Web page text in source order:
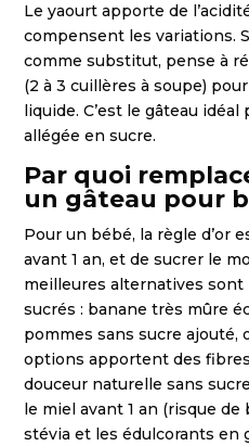
Le yaourt apporte de
compensent les variations.
comme substitut, pense à
(2 à 3 cuillères à soupe)
liquide. C’est le gâteau
allégée en sucre.
Par quoi
un gâteau pour
Pour un bébé, la règle d’or
avant 1 an, et de sucrer le
meilleures alternatives
sucrés : banane très mûre
pommes sans sucre ajouté,
options apportent des
douceur naturelle sans
le miel avant 1 an (risque
stévia et les édulcorants en